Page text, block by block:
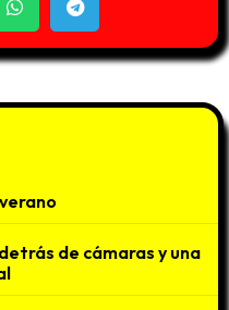
de cámaras y una